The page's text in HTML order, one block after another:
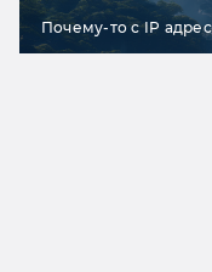
Почему-то с IP